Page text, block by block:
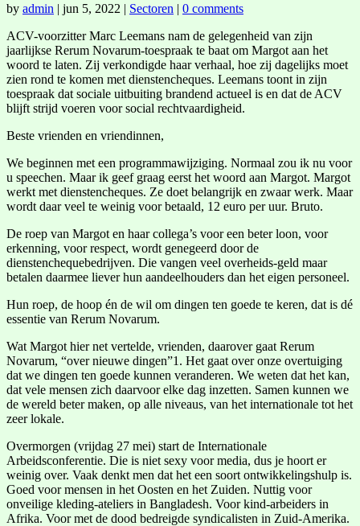
by admin | jun 5, 2022 | Sectoren | 0 comments
ACV-voorzitter Marc Leemans nam de gelegenheid van zijn
jaarlijkse Rerum Novarum-toespraak te baat om Margot aan het
woord te laten. Zij verkondigde haar verhaal, hoe zij dagelijks moet
zien rond te komen met dienstencheques. Leemans toont in zijn
toespraak dat sociale uitbuiting brandend actueel is en dat de ACV
blijft strijd voeren voor social rechtvaardigheid.
Beste vrienden en vriendinnen,
We beginnen met een programmawijziging. Normaal zou ik nu voor
u speechen. Maar ik geef graag eerst het woord aan Margot. Margot
werkt met dienstencheques. Ze doet belangrijk en zwaar werk. Maar
wordt daar veel te weinig voor betaald, 12 euro per uur. Bruto.
De roep van Margot en haar collega’s voor een beter loon, voor
erkenning, voor respect, wordt genegeerd door de
dienstenchequebedrijven. Die vangen veel overheids-geld maar
betalen daarmee liever hun aandeelhouders dan het eigen personeel.
Hun roep, de hoop én de wil om dingen ten goede te keren, dat is dé
essentie van Rerum Novarum.
Wat Margot hier net vertelde, vrienden, daarover gaat Rerum
Novarum, “over nieuwe dingen”1. Het gaat over onze overtuiging
dat we dingen ten goede kunnen veranderen. We weten dat het kan,
dat vele mensen zich daarvoor elke dag inzetten. Samen kunnen we
de wereld beter maken, op alle niveaus, van het internationale tot het
zeer lokale.
Overmorgen (vrijdag 27 mei) start de Internationale
Arbeidsconferentie. Die is niet sexy voor media, dus je hoort er
weinig over. Vaak denkt men dat het een soort ontwikkelingshulp is.
Goed voor mensen in het Oosten en het Zuiden. Nuttig voor
onveilige kleding-ateliers in Bangladesh. Voor kind-arbeiders in
Afrika. Voor met de dood bedreigde syndicalisten in Zuid-Amerika.